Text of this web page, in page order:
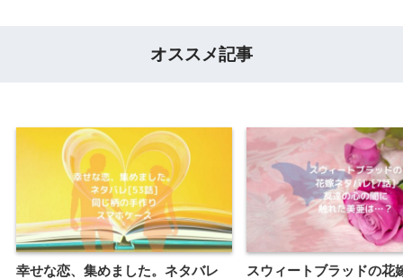
オススメ記事
幸せな恋、集めました。ネタバレ
スウィートブラッドの花